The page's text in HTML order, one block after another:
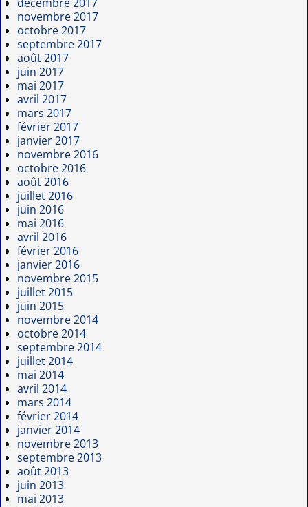
décembre 2017
novembre 2017
octobre 2017
septembre 2017
août 2017
juin 2017
mai 2017
avril 2017
mars 2017
février 2017
janvier 2017
novembre 2016
octobre 2016
août 2016
juillet 2016
juin 2016
mai 2016
avril 2016
février 2016
janvier 2016
novembre 2015
juillet 2015
juin 2015
novembre 2014
octobre 2014
septembre 2014
juillet 2014
mai 2014
avril 2014
mars 2014
février 2014
janvier 2014
novembre 2013
septembre 2013
août 2013
juin 2013
mai 2013